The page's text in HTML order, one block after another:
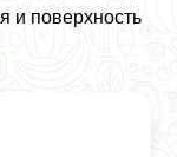
и поверхность